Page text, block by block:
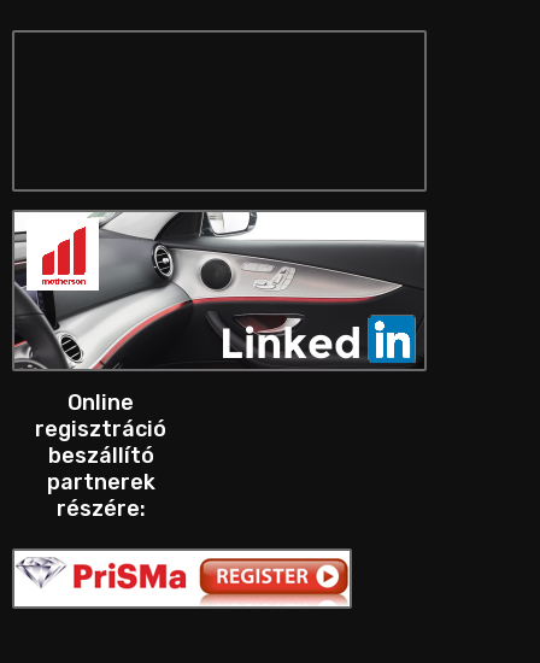
Online
regisztráció
beszállító
partnerek
részére: